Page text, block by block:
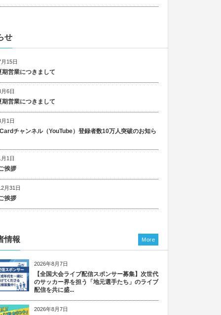
せ
15日
期営業につきまして
6日
期営業につきまして
1日
チャンネル（YouTube）登録者数10万人突破のお知ら
1日
挨拶
月31日
挨拶
情報
2026年8月7日
【全国大会ライブ配信スポンサー募集】次世代
のサッカー界を担う「地元選手たち」のライブ
配信を共に盛...
2026年8月7日
More